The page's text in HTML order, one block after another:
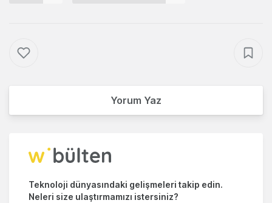
Yorum Yaz
Teknoloji dünyasındaki gelişmeleri takip edin.
Neleri size ulaştırmamızı istersiniz?